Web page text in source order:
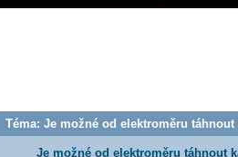
Téma: Je možné od elektroměru
Je možné od elektroměru táhnout